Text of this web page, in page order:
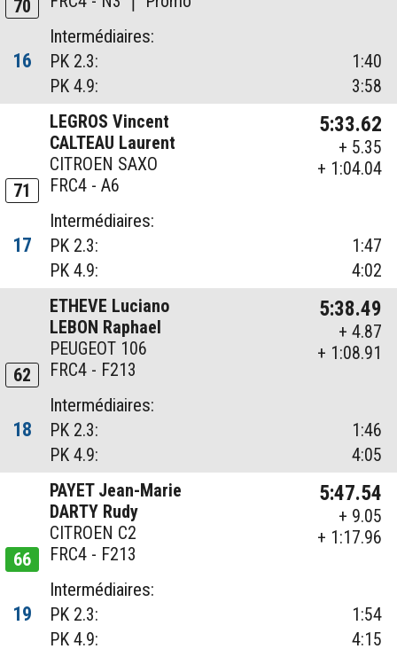
70
16
Intermédiaires:
PK 2.3:
1:40
PK 4.9:
3:58
71
LEGROS Vincent
CALTEAU Laurent
CITROEN SAXO
FRC4 - A6
5:33.62
+ 5.35
+ 1:04.04
17
Intermédiaires:
PK 2.3:
1:47
PK 4.9:
4:02
62
ETHEVE Luciano
LEBON Raphael
PEUGEOT 106
FRC4 - F213
5:38.49
+ 4.87
+ 1:08.91
18
Intermédiaires:
PK 2.3:
1:46
PK 4.9:
4:05
66
PAYET Jean-Marie
DARTY Rudy
CITROEN C2
FRC4 - F213
5:47.54
+ 9.05
+ 1:17.96
19
Intermédiaires:
PK 2.3:
1:54
PK 4.9:
4:15